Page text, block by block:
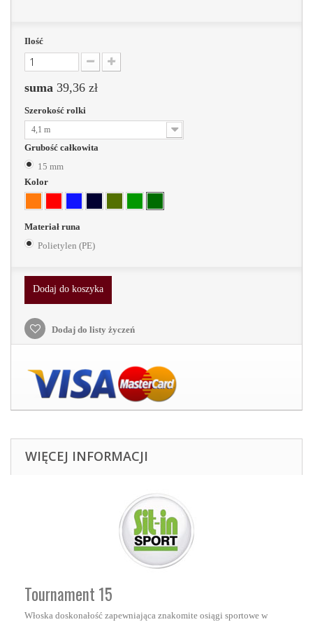
Ilość
suma 39,36 zł
Szerokość rolki
4,1 m
Grubość całkowita
15 mm
Kolor
Materiał runa
Polietylen (PE)
Dodaj do koszyka
Dodaj do listy życzeń
WIĘCEJ INFORMACJI
Tournament 15
Włoska doskonałość zapewniająca znakomite osiągi sportowe w